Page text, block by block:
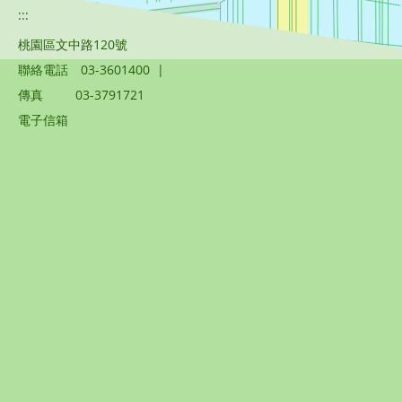
:::
桃園區文中路120號
聯絡電話
03-3601400 |
傳真
03-3791721
電子信箱